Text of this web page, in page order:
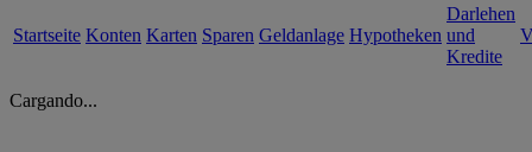
Startseite Konten Karten Sparen Geldanlage Hypotheken
Darlehen
und
Kredite
Cargando...